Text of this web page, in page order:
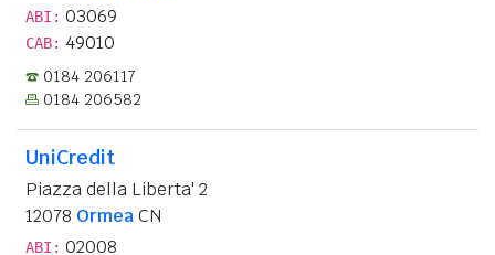
ABI: 03069
CAB: 49010
0184 206117
0184 206582
UniCredit
Piazza della Liberta' 2
12078 OrmeaCN
ABI: 02008